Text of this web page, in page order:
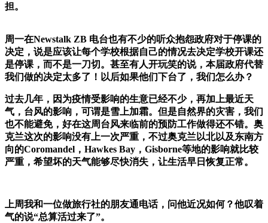
担。
周一在Newstalk ZB 电台也有不少的听众抱怨政府对于停课的
决定，说是应该让每个学校根据自己的情况去决定学校开课还
是停课，而不是一刀切。甚至有人开玩笑的说，本届政府代替
我们做的决定太多了！以后如果他们下台了，我们怎么办？
过去几年，因为疫情受影响的生意已经不少，再加上最近天
气，台风的影响，可谓是雪上加霜。但是自然界的灾害，我们
也不能避免，好在这周台风来临前的预防工作做得还不错。奥
克兰这次的影响没有上一次严重，不过奥克兰以北以及东南方
向的Coromandel，Hawkes Bay，Gisborne等地的影响就比较
严重，希望坏的天气能够尽快消失，让生活早日恢复正常。
上周我和一位做旅行社的朋友通电话，问他近况如何？他叹着
气的说“总算活过来了”。